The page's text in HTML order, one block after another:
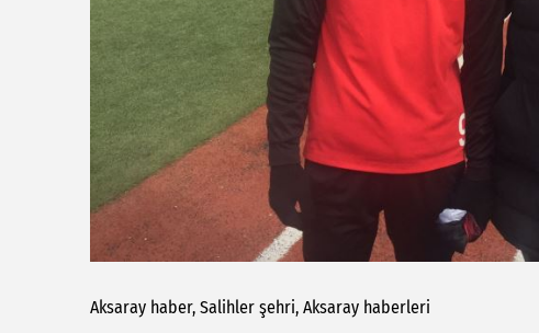
Aksaray haber, Salihler şehri, Aksaray haberleri